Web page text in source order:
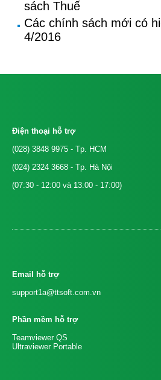
sách Thuế
Các chính sách mới có
4/2016
Điện thoại hỗ trợ
(028) 3848 9975 - Tp. HCM
(024) 2324 3668 - Tp. Hà Nội
(07:30 - 12:00 và 13:00 - 17:00)
Email hỗ trợ
support1a@ttsoft.com.vn
Phần mềm hỗ trợ
Teamviewer QS
Ultraviewer Portable